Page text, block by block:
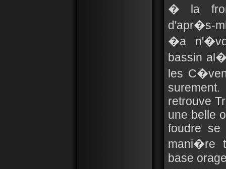
� la
d'apr�s-
�a
bassin
les
retrouve
une belle
foudre se
mani�re
base